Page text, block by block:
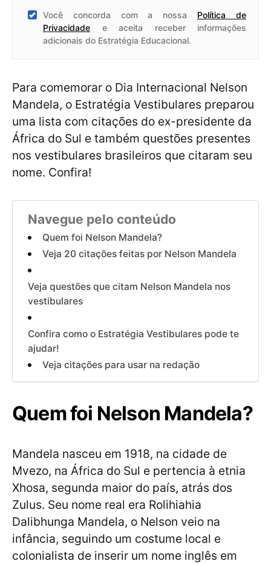
Você concorda com a nossa Política de
Privacidade e aceita receber informações
adicionais do Estratégia Educacional.
Para comemorar o Dia Internacional Nelson
Mandela, o Estratégia Vestibulares preparou
uma lista com citações do ex-presidente da
África do Sul e também questões presentes
nos vestibulares brasileiros que citaram seu
nome. Confira!
Navegue pelo conteúdo
Quem foi Nelson Mandela?
Veja 20 citações feitas por Nelson Mandela
Veja questões que citam Nelson Mandela nos
vestibulares
Confira como o Estratégia Vestibulares pode te
ajudar!
Veja citações para usar na redação
Quem foi Nelson Mandela?
Mandela nasceu em 1918, na cidade de
Mvezo, na África do Sul e pertencia à etnia
Xhosa, segunda maior do país, atrás dos
Zulus. Seu nome real era Rolihiahia
Dalibhunga Mandela, o Nelson veio na
infância, seguindo um costume local e
colonialista de inserir um nome inglês em